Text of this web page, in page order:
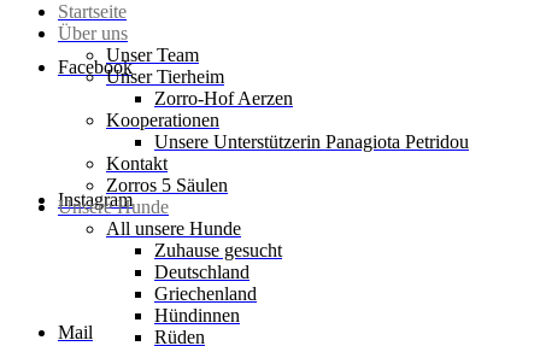
Facebook
Instagram
Mail
Startseite
Über uns
Unser Team
Unser Tierheim
Zorro-Hof Aerzen
Kooperationen
Unsere Unterstützerin Panagiota Petridou
Kontakt
Zorros 5 Säulen
Unsere Hunde
All unsere Hunde
Zuhause gesucht
Deutschland
Griechenland
Hündinnen
Rüden